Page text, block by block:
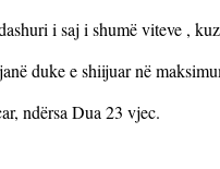
i saj i shumë viteve ,
duke e shiijuar në
ndërsa Dua 23 vjec.